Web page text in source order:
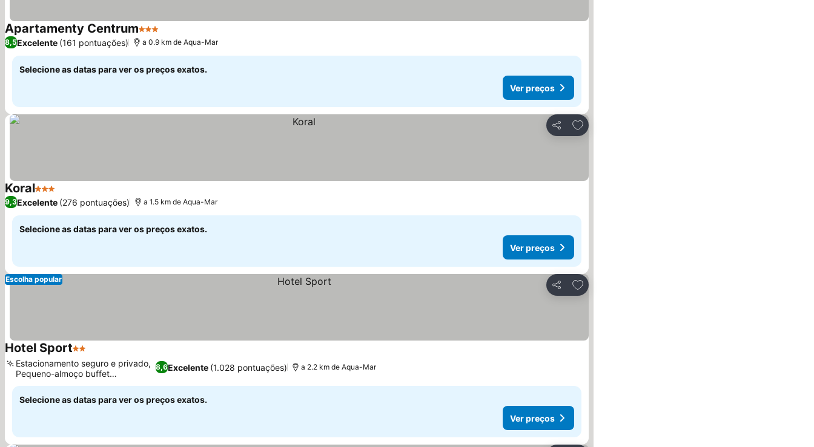
Apartamenty Centrum3 Estrelas
8,5Excelente (161 pontuações) a 0.9 km de Aqua-Mar
Selecione as datas para ver os preços exatos.
Ver preços
Partilhar
Adicionar aos favoritos
Koral3 Estrelas
9,3Excelente (276 pontuações) a 1.5 km de Aqua-Mar
Selecione as datas para ver os preços exatos.
Ver preços
Partilhar
Adicionar aos favoritos
Escolha popular
Hotel Sport2 Estrelas
8,6Excelente (1.028 pontuações)
Estacionamento seguro e privado,
Pequeno-almoço buffet
excepcional
a 2.2 km de Aqua-Mar
Selecione as datas para ver os preços exatos.
Ver preços